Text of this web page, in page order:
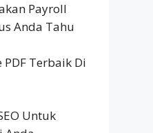
Payroll
Anda Tahu
Terbaik Di
Untuk